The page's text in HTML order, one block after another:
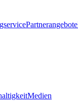
Partnerangebote
Medien